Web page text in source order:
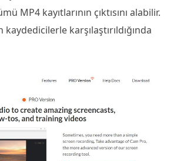
MP4 kayıtlarının çıktısını alabilir.
karşılaştırıldığında